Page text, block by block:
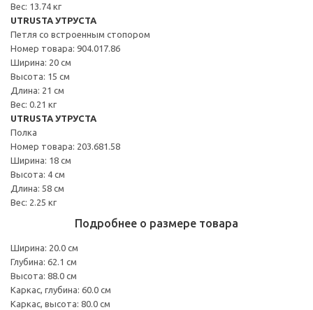
Вес: 13.74 кг
UTRUSTA УТРУСТА
Петля со встроенным стопором
Номер товара: 904.017.86
Ширина: 20 см
Высота: 15 см
Длина: 21 см
Вес: 0.21 кг
UTRUSTA УТРУСТА
Полка
Номер товара: 203.681.58
Ширина: 18 см
Высота: 4 см
Длина: 58 см
Вес: 2.25 кг
Подробнее о размере товара
Ширина: 20.0 см
Глубина: 62.1 см
Высота: 88.0 см
Каркас, глубина: 60.0 см
Каркас, высота: 80.0 см